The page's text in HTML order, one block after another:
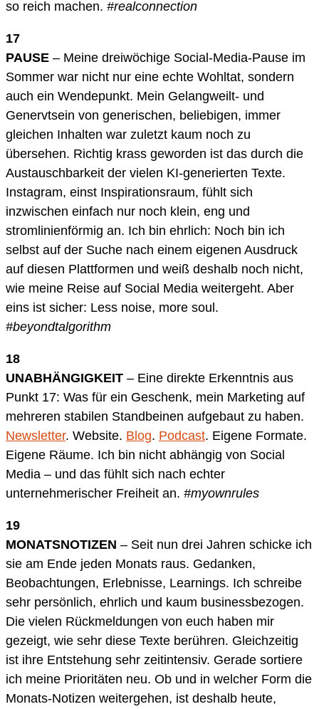
so reich machen. #realconnection
17
PAUSE – Meine dreiwöchige Social-Media-Pause im
Sommer war nicht nur eine echte Wohltat, sondern
auch ein Wendepunkt. Mein Gelangweilt- und
Genervtsein von generischen, beliebigen, immer
gleichen Inhalten war zuletzt kaum noch zu
übersehen. Richtig krass geworden ist das durch die
Austauschbarkeit der vielen KI-generierten Texte.
Instagram, einst Inspirationsraum, fühlt sich
inzwischen einfach nur noch klein, eng und
stromlinienförmig an. Ich bin ehrlich: Noch bin ich
selbst auf der Suche nach einem eigenen Ausdruck
auf diesen Plattformen und weiß deshalb noch nicht,
wie meine Reise auf Social Media weitergeht. Aber
eins ist sicher: Less noise, more soul.
#beyondtalgorithm
18
UNABHÄNGIGKEIT – Eine direkte Erkenntnis aus
Punkt 17: Was für ein Geschenk, mein Marketing auf
mehreren stabilen Standbeinen aufgebaut zu haben.
Newsletter. Website. Blog. Podcast. Eigene Formate.
Eigene Räume. Ich bin nicht abhängig von Social
Media – und das fühlt sich nach echter
unternehmerischer Freiheit an. #myownrules
19
MONATSNOTIZEN – Seit nun drei Jahren schicke ich
sie am Ende jeden Monats raus. Gedanken,
Beobachtungen, Erlebnisse, Learnings. Ich schreibe
sehr persönlich, ehrlich und kaum businessbezogen.
Die vielen Rückmeldungen von euch haben mir
gezeigt, wie sehr diese Texte berühren. Gleichzeitig
ist ihre Entstehung sehr zeitintensiv. Gerade sortiere
ich meine Prioritäten neu. Ob und in welcher Form die
Monats-Notizen weitergehen, ist deshalb heute,